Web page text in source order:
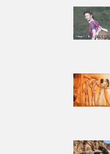
144.
146.
147.